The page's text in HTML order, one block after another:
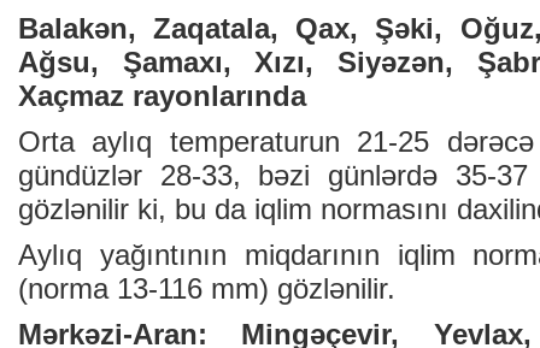
Balakən, Zaqatala, Qax, Şəki,
Ağsu, Şamaxı, Xızı, Siyəzən,
Xaçmaz rayonlarında
Orta aylıq temperaturun 21-25
gündüzlər 28-33, bəzi günlərdə 35-
gözlənilir ki, bu da iqlim normasını
Aylıq yağıntının miqdarının iqlim
(norma 13-116 mm) gözlənilir.
Mərkəzi-Aran: Mingəçevir,